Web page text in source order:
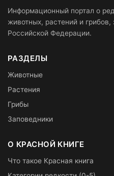
Информационный портал о
животных, растений и
Российской Федерации.
РАЗДЕЛЫ
Животные
Растения
Грибы
Заповедники
О КРАСНОЙ КНИГЕ
Что такое Красная книга